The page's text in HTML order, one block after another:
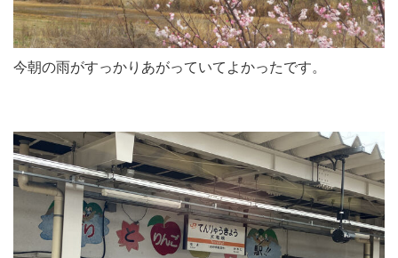
今朝の雨がすっかりあがっていてよかったです。